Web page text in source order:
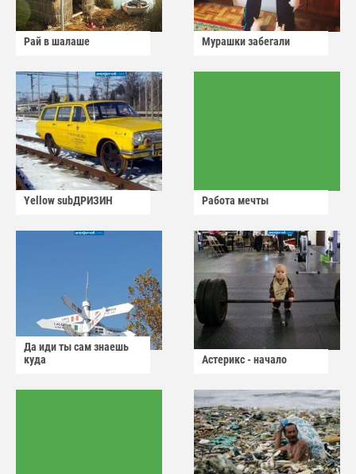
Рай в шалаше Мурашки забегали
Yellow subДРИЗИН Работа мечты
Да иди ты сам знаешь
куда
Астерикс - начало